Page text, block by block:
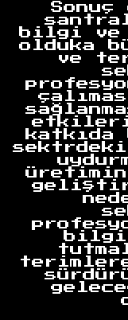
bilgi ve
olduka
ve
katkıda
Anasayfa